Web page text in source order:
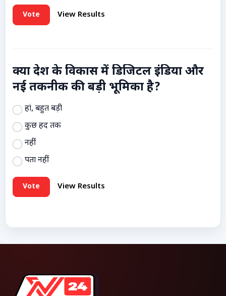
Vote View Results
क्या देश के विकास में डिजिटल इंडिया और
नई तकनीक की बड़ी भूमिका है?
हां, बहुत बड़ी
कुछ हद तक
नहीं
पता नहीं
Vote View Results